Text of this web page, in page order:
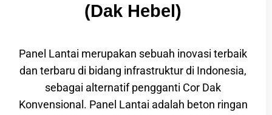
(Dak Hebel)
Panel Lantai merupakan sebuah inovasi terbaik
dan terbaru di bidang infrastruktur di Indonesia,
sebagai alternatif pengganti Cor Dak
Konvensional. Panel Lantai adalah beton ringan